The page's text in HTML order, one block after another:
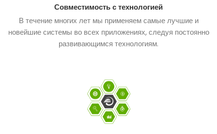
Совместимость с технологией
В течение многих лет мы применяем самые лучшие и
новейшие системы во всех приложениях, следуя постоянно
развивающимся технологиям.